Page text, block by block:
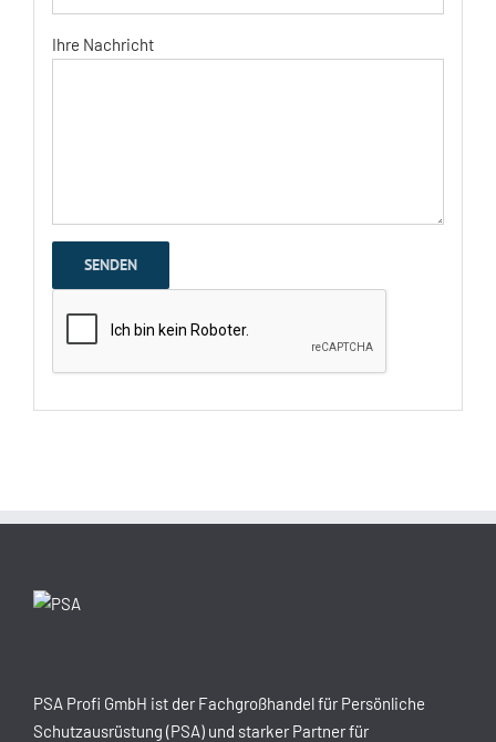
Ihre Nachricht
PSA Profi GmbH ist der Fachgroßhandel für Persönliche
Schutzausrüstung (PSA) und starker Partner für